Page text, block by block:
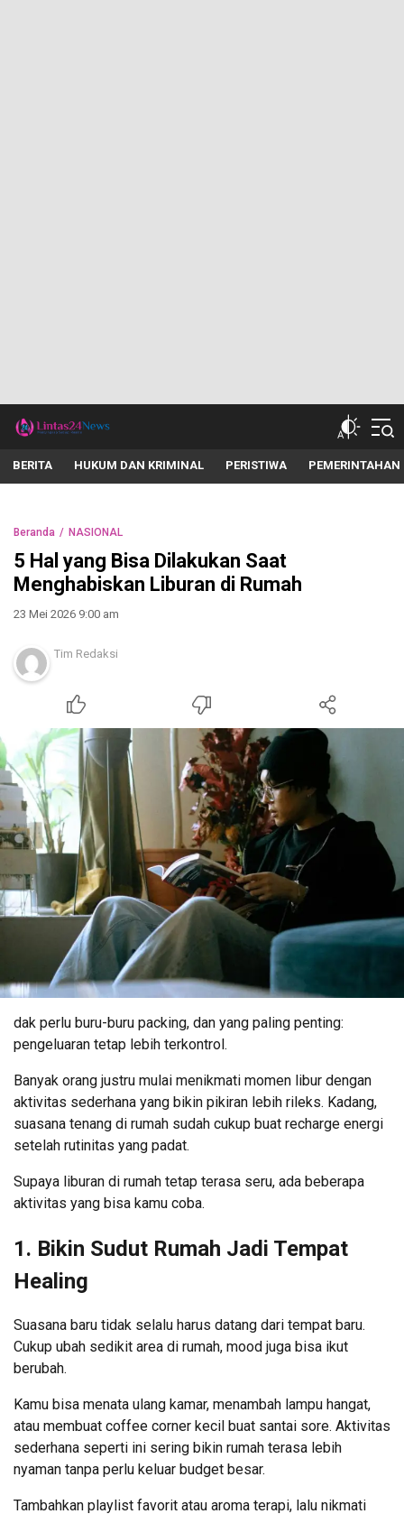
lintas24news.com
Menyingkap Setiap Realita
BERITA HUKUM DAN KRIMINAL PERISTIWA PEMERINTAHAN
Beranda NASIONAL
5 Hal yang Bisa Dilakukan Saat
Menghabiskan Liburan di Rumah
23 Mei 2026 9:00 am
Tim Redaksi
dak perlu buru-buru packing, dan yang paling penting:
pengeluaran tetap lebih terkontrol.
Banyak orang justru mulai menikmati momen libur dengan
aktivitas sederhana yang bikin pikiran lebih rileks. Kadang,
suasana tenang di rumah sudah cukup buat recharge energi
setelah rutinitas yang padat.
Supaya liburan di rumah tetap terasa seru, ada beberapa
aktivitas yang bisa kamu coba.
1. Bikin Sudut Rumah Jadi Tempat
Healing
Suasana baru tidak selalu harus datang dari tempat baru.
Cukup ubah sedikit area di rumah, mood juga bisa ikut
berubah.
Kamu bisa menata ulang kamar, menambah lampu hangat,
atau membuat coffee corner kecil buat santai sore. Aktivitas
sederhana seperti ini sering bikin rumah terasa lebih
nyaman tanpa perlu keluar budget besar.
Tambahkan playlist favorit atau aroma terapi, lalu nikmati